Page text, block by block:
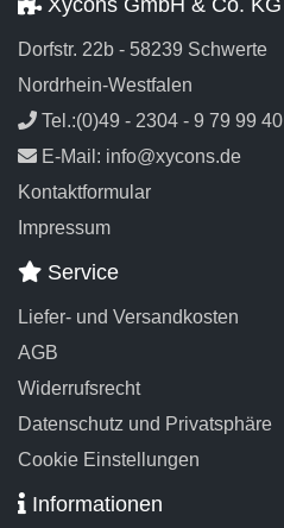
Xycons GmbH & Co. KG
Dorfstr. 22b - 58239 Schwerte
Nordrhein-Westfalen
Tel.:(0)49 - 2304 - 9 79 99 40
E-Mail: info@xycons.de
Kontaktformular
Impressum
Service
Liefer- und Versandkosten
AGB
Widerrufsrecht
Datenschutz und Privatsphäre
Cookie Einstellungen
Informationen